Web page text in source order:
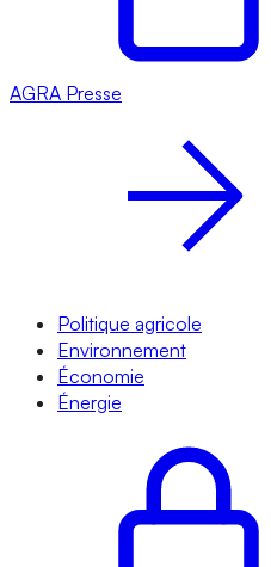
AGRA Presse
Politique agricole
Environnement
Économie
Énergie